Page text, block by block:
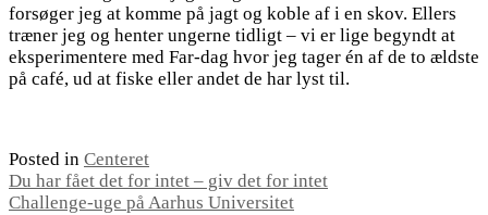
forsøger jeg at komme på jagt og koble af i en skov. Ellers
træner jeg og henter ungerne tidligt – vi er lige begyndt at
eksperimentere med Far-dag hvor jeg tager én af de to ældste
på café, ud at fiske eller andet de har lyst til.
Posted in Centeret
Indlægsnavigation
Du har fået det for intet – giv det for intet
Challenge-uge på Aarhus Universitet